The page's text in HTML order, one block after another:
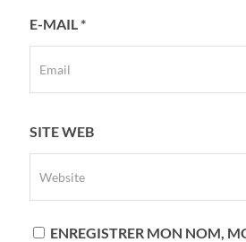
E-MAIL*
SITE WEB
ENREGISTRER MON NOM,